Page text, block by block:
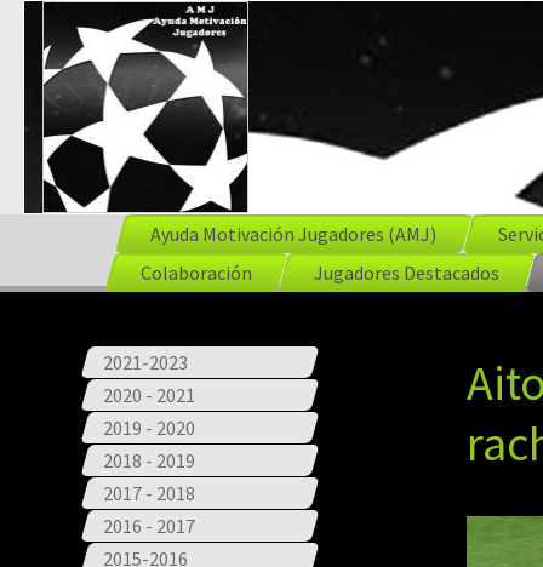
Ayuda Motivación Jugadores (AMJ)
Colaboración
Jugadores Destacados
2021-2023
2020 - 2021
2019 - 2020
2018 - 2019
2017 - 2018
2016 - 2017
2015-2016